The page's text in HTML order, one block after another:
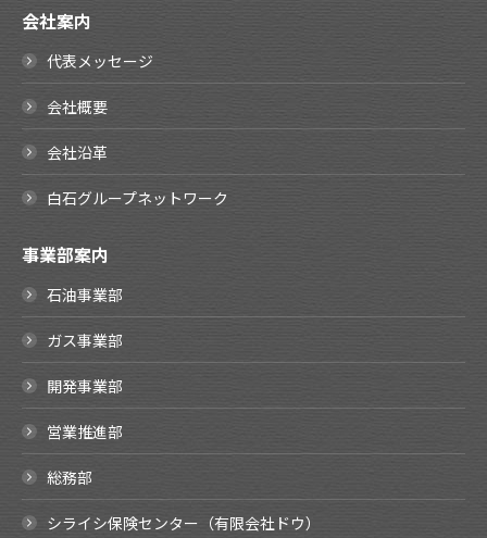
会社案内
代表メッセージ
会社概要
会社沿革
白石グループネットワーク
事業部案内
石油事業部
ガス事業部
開発事業部
営業推進部
総務部
シライシ保険センター（有限会社ドウ）